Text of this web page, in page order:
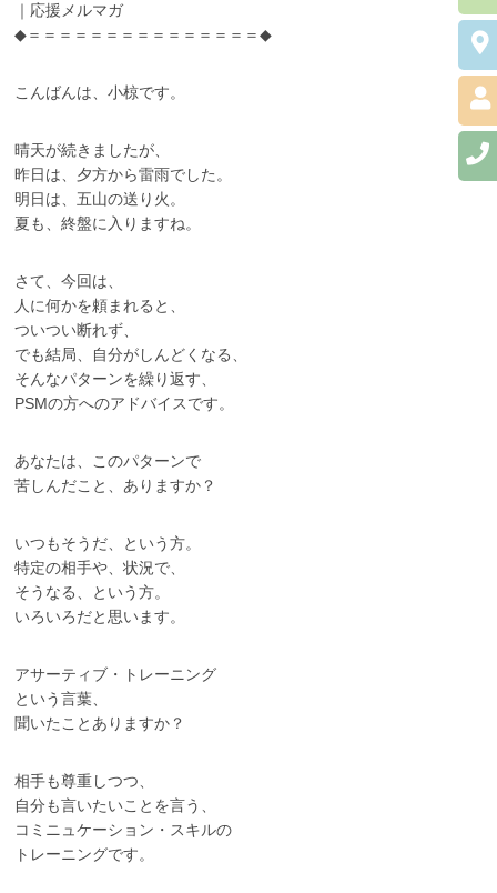
｜応援メルマガ
◆＝＝＝＝＝＝＝＝＝＝＝＝＝＝＝◆
こんばんは、小椋です。
晴天が続きましたが、
昨日は、夕方から雷雨でした。
明日は、五山の送り火。
夏も、終盤に入りますね。
さて、今回は、
人に何かを頼まれると、
ついつい断れず、
でも結局、自分がしんどくなる、
そんなパターンを繰り返す、
PSMの方へのアドバイスです。
あなたは、このパターンで
苦しんだこと、ありますか？
いつもそうだ、という方。
特定の相手や、状況で、
そうなる、という方。
いろいろだと思います。
アサーティブ・トレーニング
という言葉、
聞いたことありますか？
相手も尊重しつつ、
自分も言いたいことを言う、
コミニュケーション・スキルの
トレーニングです。